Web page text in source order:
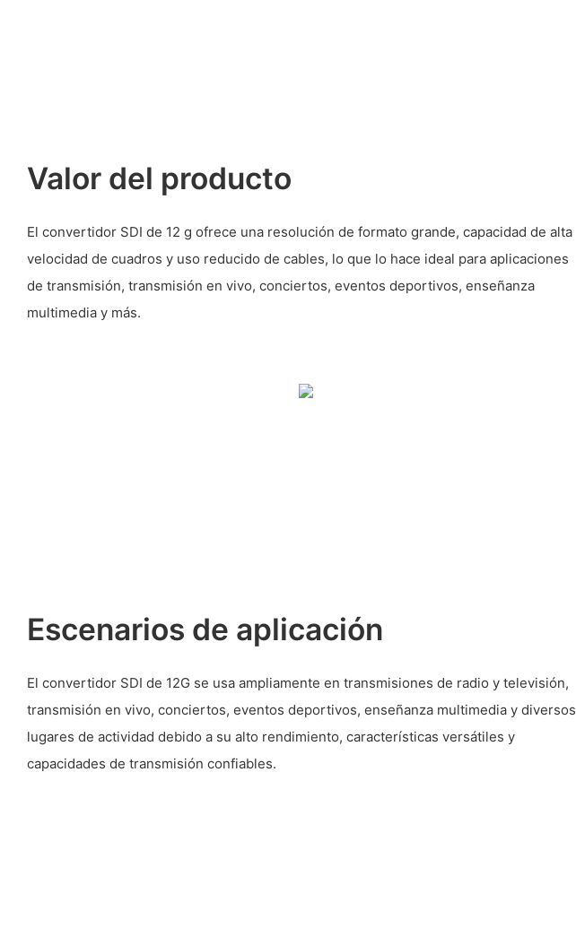
Valor del producto
El convertidor SDI de 12 g ofrece una resolución de formato grande, capacidad de alta
velocidad de cuadros y uso reducido de cables, lo que lo hace ideal para aplicaciones
de transmisión, transmisión en vivo, conciertos, eventos deportivos, enseñanza
multimedia y más.
Escenarios de aplicación
El convertidor SDI de 12G se usa ampliamente en transmisiones de radio y televisión,
transmisión en vivo, conciertos, eventos deportivos, enseñanza multimedia y diversos
lugares de actividad debido a su alto rendimiento, características versátiles y
capacidades de transmisión confiables.